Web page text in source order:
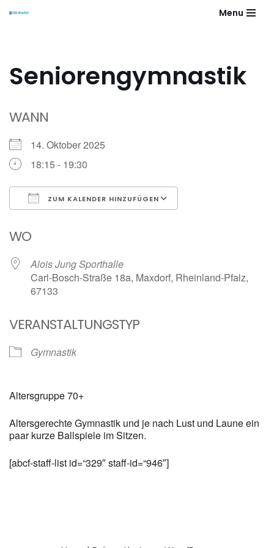
Menu
Seniorengymnastik
WANN
14. Oktober 2025
18:15 - 19:30
ZUM KALENDER HINZUFÜGEN
WO
Alois Jung Sporthalle
Carl-Bosch-Straße 18a, Maxdorf, Rheinland-Pfalz,
67133
VERANSTALTUNGSTYP
Gymnastik
Altersgruppe 70+
Altersgerechte Gymnastik und je nach Lust und Laune ein
paar kurze Ballspiele im Sitzen.
[abcf-staff-list id=“329″ staff-id=“946″]